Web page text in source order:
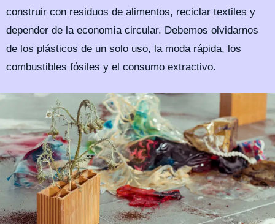
construir con residuos de alimentos, reciclar textiles y
depender de la economía circular. Debemos olvidarnos
de los plásticos de un solo uso, la moda rápida, los
combustibles fósiles y el consumo extractivo.